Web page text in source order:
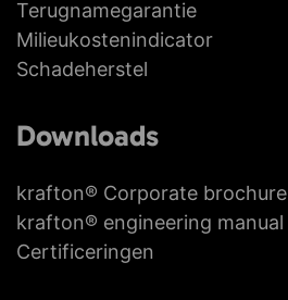
Terugnamegarantie
Milieu­kosten­indicator
Schadeherstel
Downloads
krafton® Corporate brochure
krafton® engineering manual
Certificeringen